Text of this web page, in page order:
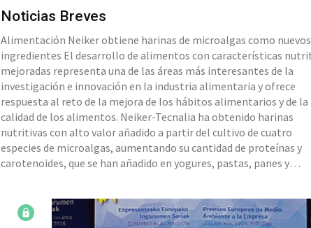
Noticias Breves
Alimentación Neiker obtiene harinas de microalgas como nuevos
ingredientes El desarrollo de alimentos con características nutritivas
mejoradas representa una de las áreas más interesantes de la
investigación e innovación en la industria alimentaria y ofrece
respuesta al reto de la mejora de los hábitos alimentarios y de la
calidad de los alimentos. Neiker-Tecnalia ha obtenido harinas
nutritivas con alto valor añadido a partir del cultivo de cuatro
especies de microalgas, aumentando su cantidad de proteínas y
carotenoides, que se han añadido en yogures, pastas, panes y